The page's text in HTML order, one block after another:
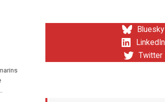
Bluesky
LinkedIn
Twitter